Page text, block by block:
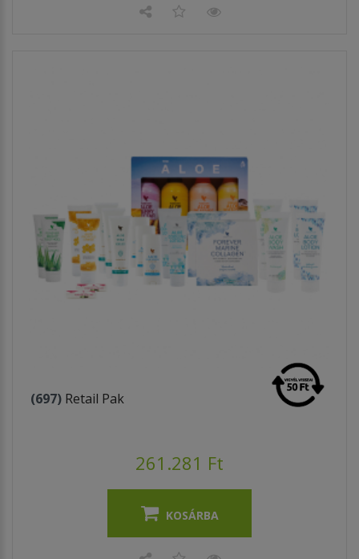
(697) Retail Pak
261.281 Ft
KOSÁRBA